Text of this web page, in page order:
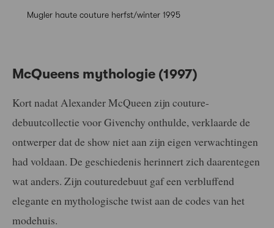
Mugler haute couture herfst/winter 1995
McQueens mythologie (1997)
Kort nadat Alexander McQueen zijn couture-
debuutcollectie voor Givenchy onthulde, verklaarde de
ontwerper dat de show niet aan zijn eigen verwachtingen
had voldaan. De geschiedenis herinnert zich daarentegen
wat anders. Zijn couturedebuut gaf een verbluffend
elegante en mythologische twist aan de codes van het
modehuis.